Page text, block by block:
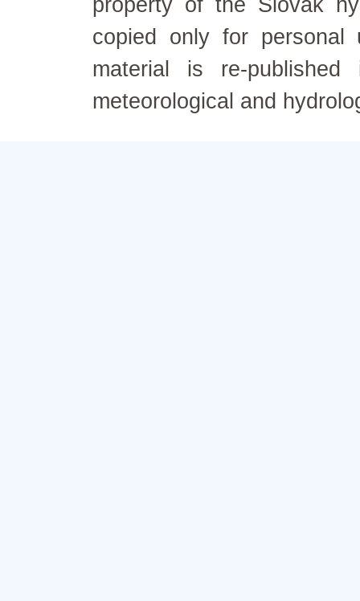
property of the Slovak
copied only for personal
material is re-
meteorological and